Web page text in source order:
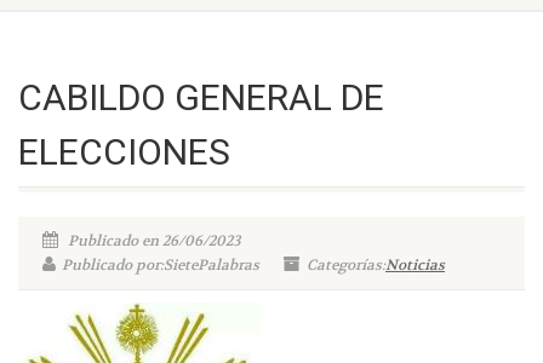
CABILDO GENERAL DE
ELECCIONES
Publicado en 26/06/2023
Publicado por:SietePalabras
Categorías:Noticias